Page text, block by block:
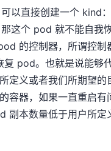
以直接创建一个 kind
这个 pod 就不能自我
的控制器，所谓控制
pod。也就是说能够
定义或者我们所期望
容器，如果一直重启有
副本数量低于用户所定